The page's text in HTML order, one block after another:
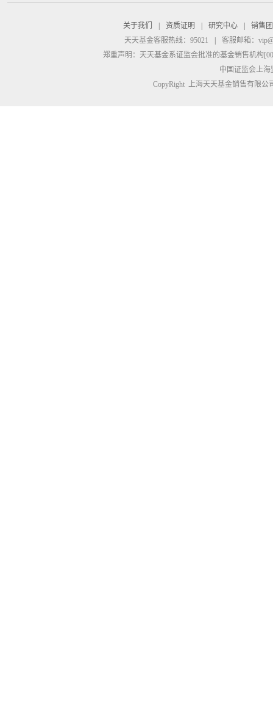
关于我们 资质证明 研究中心
销售
天天基金客服热线：95021
客服邮箱：
郑重声明： 天天基金系证监会批准的基金销售机构
中国证监会上
CopyRight 上海天天基金销售有限